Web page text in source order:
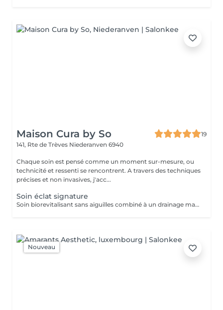
Maison Cura by So
19
141, Rte de Trèves Niederanven 6940
Chaque soin est pensé comme un moment sur-mesure, ou
technicité et ressenti se rencontrent. A travers des techniques
précises et non invasives, j'acc...
Soin éclat signature
Soin biorevitalisant sans aiguilles combiné à un drainage manuel lent et doux pour stimuler la circulation, repulper et revitaliser la peau. Idéal pour améliorer l'éclat, l'élasticité et la fermeté du visage ou du cou. Chaque séance est personnalisée selon vos besoins, pour des résultats visibles et durables
Nouveau